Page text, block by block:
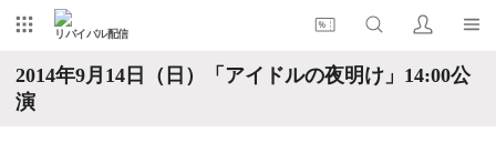
リバイバル配信
2014年9月14日（日）「アイドルの夜明け」14:00公
演